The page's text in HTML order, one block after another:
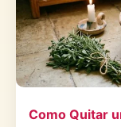
Como Quitar